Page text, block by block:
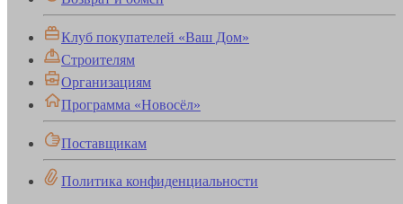
Клуб покупателей «Ваш Дом»
Строителям
Организациям
Программа «Новосёл»
Поставщикам
Политика конфиденциальности